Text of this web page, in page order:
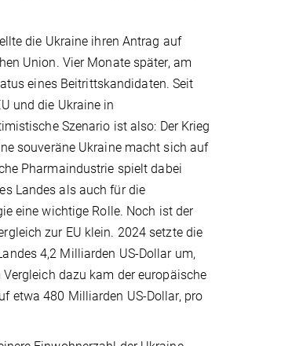
die Ukraine ihren Antrag auf
Union. Vier Monate später, am
eines Beitrittskandidaten. Seit
und die Ukraine in
Szenario ist also: Der Krieg
souveräne Ukraine macht sich auf
Pharmaindustrie spielt dabei
Landes als auch für die
eine wichtige Rolle. Noch ist der
zur EU klein. 2024 setzte die
4,2 Milliarden US-Dollar um,
dazu kam der europäische
etwa 480 Milliarden US-Dollar, pro